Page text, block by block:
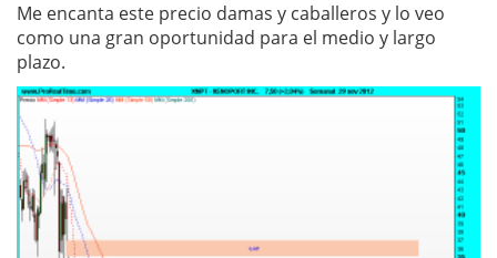
Me encanta este precio damas y caballeros y lo veo
como una gran oportunidad para el medio y largo
plazo.